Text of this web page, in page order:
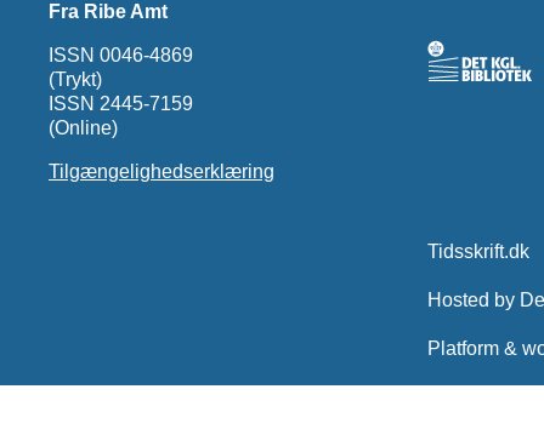
Fra Ribe Amt
ISSN 0046-4869
(Trykt)
ISSN 2445-7159
(Online)
Tilgængelighedserklæring